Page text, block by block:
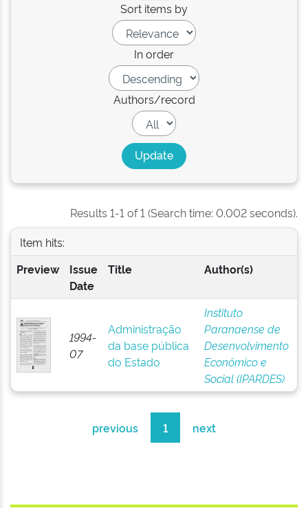
Sort items by
In order
Authors/record
Results 1-1 of 1 (Search time: 0.002 seconds).
Item hits:
Preview
Issue
Date
Title Author(s)
1994-
07
Administração
da base pública
do Estado
Instituto
Paranaense de
Desenvolvimento
Econômico e
Social (IPARDES)
previous 1 next